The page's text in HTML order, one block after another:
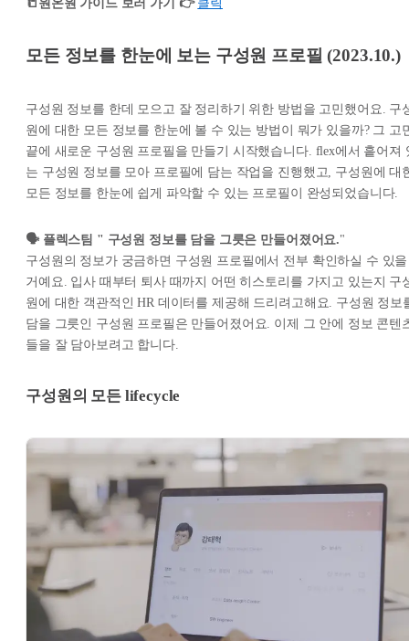
📒원온원 가이드 보러 가기 👉 클릭
모든 정보를 한눈에 보는 구성원 프로필 (2023.10.)
구성원 정보를 한데 모으고 잘 정리하기 위한 방법을 고민했어요. 구
원에 대한 모든 정보를 한눈에 볼 수 있는 방법이 뭐가 있을까? 그 고
끝에 새로운 구성원 프로필을 만들기 시작했습니다. flex에서 흩어져
는 구성원 정보를 모아 프로필에 담는 작업을 진행했고, 구성원에 대
모든 정보를 한눈에 쉽게 파악할 수 있는 프로필이 완성되었습니다.
🗣️ 플렉스팀 " 구성원 정보를 담을 그릇은 만들어졌어요."
구성원의 정보가 궁금하면 구성원 프로필에서 전부 확인하실 수 있을
거예요. 입사 때부터 퇴사 때까지 어떤 히스토리를 가지고 있는지 구
원에 대한 객관적인 HR 데이터를 제공해 드리려고해요. 구성원 정보
담을 그릇인 구성원 프로필은 만들어졌어요. 이제 그 안에 정보 콘텐
들을 잘 담아보려고 합니다.
구성원의 모든 lifecycle